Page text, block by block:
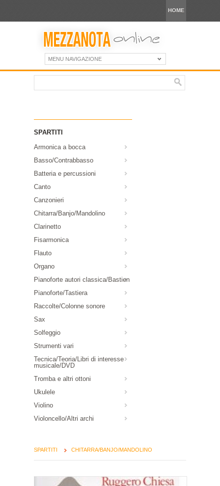
HOME
MENU NAVIGAZIONE
SPARTITI
Armonica a bocca
Basso/Contrabbasso
Batteria e percussioni
Canto
Canzonieri
Chitarra/Banjo/Mandolino
Clarinetto
Fisarmonica
Flauto
Organo
Pianoforte autori classica/Bastien
Pianoforte/Tastiera
Raccolte/Colonne sonore
Sax
Solfeggio
Strumenti vari
Tecnica/Teoria/Libri di interesse
musicale/DVD
Tromba e altri ottoni
Ukulele
Violino
Violoncello/Altri archi
SPARTITI CHITARRA/BANJO/MANDOLINO